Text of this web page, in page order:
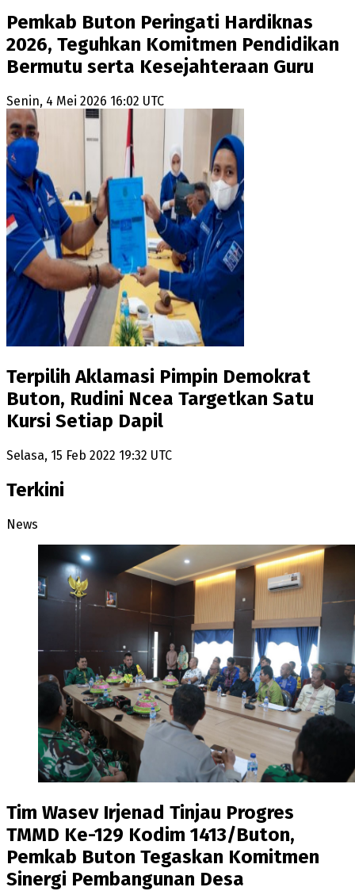
Pemkab Buton Peringati Hardiknas
2026, Teguhkan Komitmen Pendidikan
Bermutu serta Kesejahteraan Guru
Senin, 4 Mei 2026 16:02 UTC
Terpilih Aklamasi Pimpin Demokrat
Buton, Rudini Ncea Targetkan Satu
Kursi Setiap Dapil
Selasa, 15 Feb 2022 19:32 UTC
Terkini
News
Tim Wasev Irjenad Tinjau Progres
TMMD Ke-129 Kodim 1413/Buton,
Pemkab Buton Tegaskan Komitmen
Sinergi Pembangunan Desa